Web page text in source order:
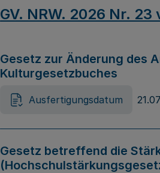
GV. NRW. 2026 Nr.
Gesetz zur Änderung des
Kulturgesetzbuches
Ausfertigungsdatum
Gesetz betreffend die